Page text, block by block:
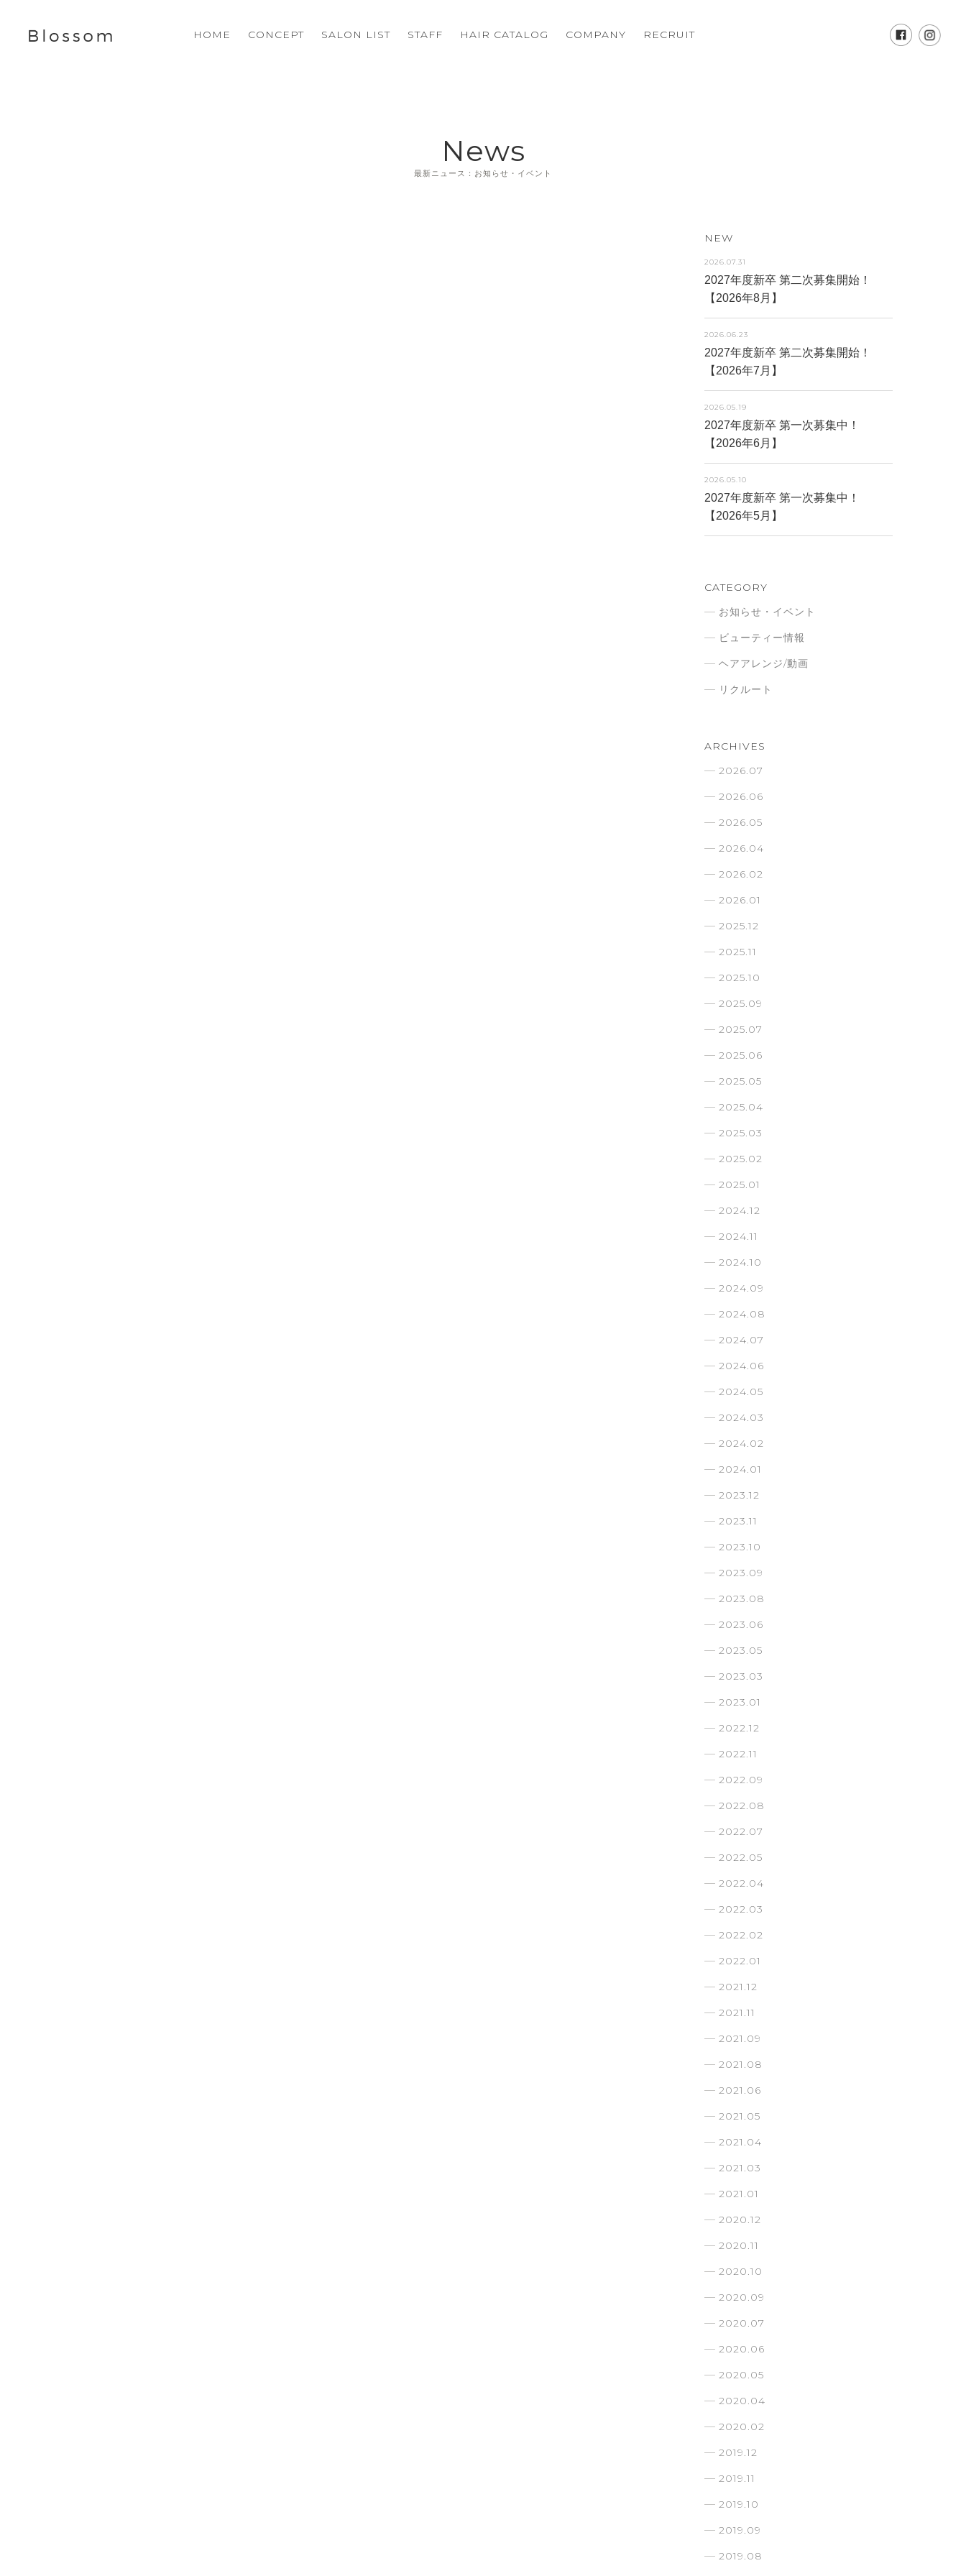
HOME CONCEPT SALON LIST STAFF HAIR CATALOG COMPANY RECRUIT
News
最新ニュース：お知らせ・イベント
NEW
2026.07.31
2027年度新卒 第二次募集開始！
【2026年8月】
2026.06.23
2027年度新卒 第二次募集開始！
【2026年7月】
2026.05.19
2027年度新卒 第一次募集中！
【2026年6月】
2026.05.10
2027年度新卒 第一次募集中！
【2026年5月】
CATEGORY
お知らせ・イベント
ビューティー情報
ヘアアレンジ/動画
リクルート
ARCHIVES
2026.07
2026.06
2026.05
2026.04
2026.02
2026.01
2025.12
2025.11
2025.10
2025.09
2025.07
2025.06
2025.05
2025.04
2025.03
2025.02
2025.01
2024.12
2024.11
2024.10
2024.09
2024.08
2024.07
2024.06
2024.05
2024.03
2024.02
2024.01
2023.12
2023.11
2023.10
2023.09
2023.08
2023.06
2023.05
2023.03
2023.01
2022.12
2022.11
2022.09
2022.08
2022.07
2022.05
2022.04
2022.03
2022.02
2022.01
2021.12
2021.11
2021.09
2021.08
2021.06
2021.05
2021.04
2021.03
2021.01
2020.12
2020.11
2020.10
2020.09
2020.07
2020.06
2020.05
2020.04
2020.02
2019.12
2019.11
2019.10
2019.09
2019.08